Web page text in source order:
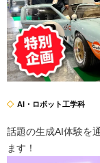
AI・ロボット工学科
話題の生成AI体験を
ます！